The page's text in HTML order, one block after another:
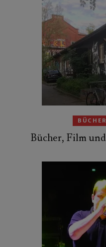
BÜCHER
Bücher, Film